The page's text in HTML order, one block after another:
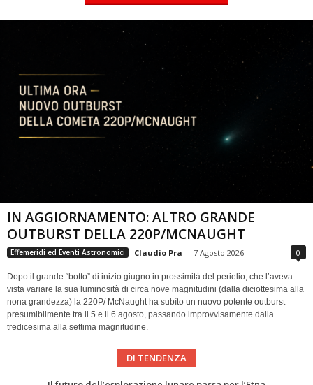
IN AGGIORNAMENTO: ALTRO GRANDE
OUTBURST DELLA 220P/MCNAUGHT
Effemeridi ed Eventi Astronomici Claudio Pra - 7 Agosto 2026 0
Dopo il grande “botto” di inizio giugno in prossimità del perielio, che l’aveva
vista variare la sua luminosità di circa nove magnitudini (dalla diciottesima alla
nona grandezza) la 220P/ McNaught ha subìto un nuovo potente outburst
presumibilmente tra il 5 e il 6 agosto, passando improvvisamente dalla
tredicesima alla settima magnitudine.
DI TENDENZA